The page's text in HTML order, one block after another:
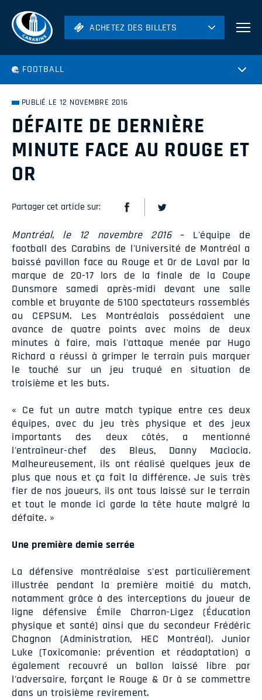
ACHETEZ DES BILLETS
ACHETEZ DES BILLETS
FOOTBALL
PUBLIÉ LE 12 NOVEMBRE 2016
DÉFAITE DE DERNIÈRE
MINUTE FACE AU ROUGE ET
OR
Partager cet article sur:
Montréal, le 12 novembre 2016– L'équipe de
football des Carabins de l'Université de Montréal a
baissé pavillon face au Rouge et Or de Laval par la
marque de 20-17 lors de la finale de la Coupe
Dunsmore samedi après-midi devant une salle
comble et bruyante de 5100 spectateurs rassemblés
au CEPSUM. Les Montréalais possédaient une
avance de quatre points avec moins de deux
minutes à faire, mais l'attaque menée par Hugo
Richard a réussi à grimper le terrain puis marquer
le touché sur un jeu truqué en situation de
troisième et les buts.
« Ce fut un autre match typique entre ces deux
équipes, avec du jeu très physique et des jeux
importants des deux côtés, a mentionné
l'entraîneur-chef des Bleus, Danny Maciocia.
Malheureusement, ils ont réalisé quelques jeux de
plus que nous et ça fait la différence. Je suis très
fier de nos joueurs, ils ont tous laissé sur le terrain
et tout le monde ici garde la tête haute malgré la
défaite. »
Une première demie serrée
La défensive montréalaise s'est particulièrement
illustrée pendant la première moitié du match,
notamment grâce à des interceptions du joueur de
ligne défensive Émile Charron-Ligez (Éducation
physique et santé) ainsi que du secondeur Frédéric
Chagnon (Administration, HEC Montréal). Junior
Luke (Toxicomanie: prévention et réadaptation) a
également recouvré un ballon laissé libre par
l'adversaire, forçant le Rouge & Or à se commettre
dans un troisième revirement.